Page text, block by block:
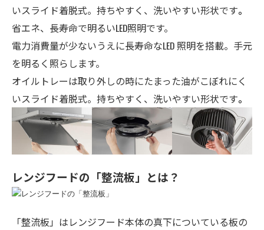
いスライド着脱式。持ちやすく、洗いやすい形状です。
省エネ、長寿命で明るいLED照明です。
電力消費量が少ないうえに長寿命なLED 照明を搭載。手元
を明るく照らします。
オイルトレーは取り外しの時にたまった油がこぼれにく
いスライド着脱式。持ちやすく、洗いやすい形状です。
レンジフードの「整流板」とは？
「整流板」はレンジフード本体の真下についている板の